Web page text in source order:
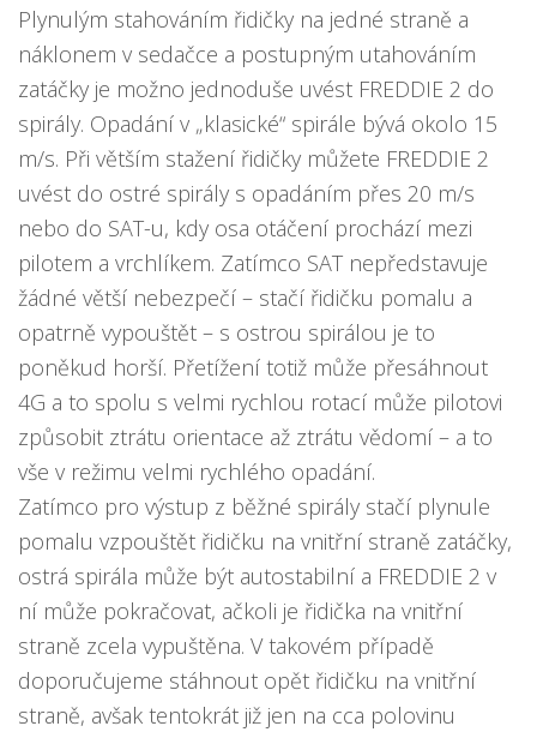
Plynulým stahováním řidičky na jedné straně a
náklonem v sedačce a postupným utahováním
zatáčky je možno jednoduše uvést FREDDIE 2 do
spirály. Opadání v „klasické“ spirále bývá okolo 15
m/s. Při větším stažení řidičky můžete FREDDIE 2
uvést do ostré spirály s opadáním přes 20 m/s
nebo do SAT-u, kdy osa otáčení prochází mezi
pilotem a vrchlíkem. Zatímco SAT nepředstavuje
žádné větší nebezpečí – stačí řidičku pomalu a
opatrně vypouštět – s ostrou spirálou je to
poněkud horší. Přetížení totiž může přesáhnout
4G a to spolu s velmi rychlou rotací může pilotovi
způsobit ztrátu orientace až ztrátu vědomí – a to
vše v režimu velmi rychlého opadání.
Zatímco pro výstup z běžné spirály stačí plynule
pomalu vzpouštět řidičku na vnitřní straně zatáčky,
ostrá spirála může být autostabilní a FREDDIE 2 v
ní může pokračovat, ačkoli je řidička na vnitřní
straně zcela vypuštěna. V takovém případě
doporučujeme stáhnout opět řidičku na vnitřní
straně, avšak tentokrát již jen na cca polovinu